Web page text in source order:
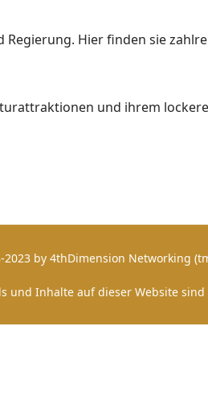
Hier finden sie
und ihrem
2023 by 4thDimension Networking
und Inhalte auf dieser Website